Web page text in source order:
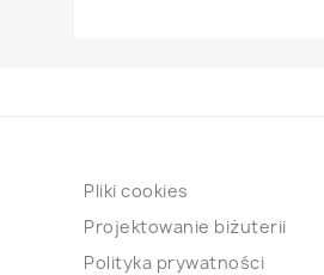
Pliki cookies
Projektowanie biżuterii
Polityka prywatności